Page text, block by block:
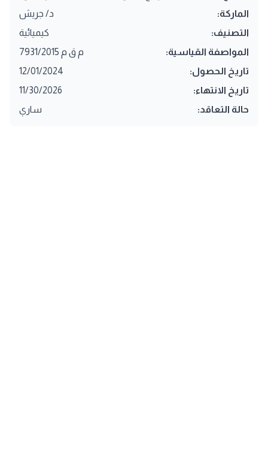
الماركة:
د/ جريش
التصنيف:
كيميائية
المواصفة القياسية:
م ق م 7931/2015
تاريخ الحصول:
12/01/2024
تاريخ الانتهاء:
11/30/2026
حالة التعاقد:
ساري